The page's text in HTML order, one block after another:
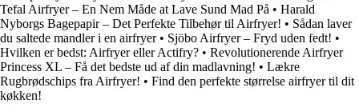
Tefal Airfryer – En Nem Måde at Lave Sund Mad På • Harald
Nyborgs Bagepapir – Det Perfekte Tilbehør til Airfryer! • Sådan laver
du saltede mandler i en airfryer• Sjöbo Airfryer – Fryd uden fedt! •
Hvilken er bedst: Airfryer eller Actifry? • Revolutionerende Airfryer
Princess XL – Få det bedste ud af din madlavning! • Lækre
Rugbrødschips fra Airfryer! • Find den perfekte størrelse airfryer til dit
køkken!